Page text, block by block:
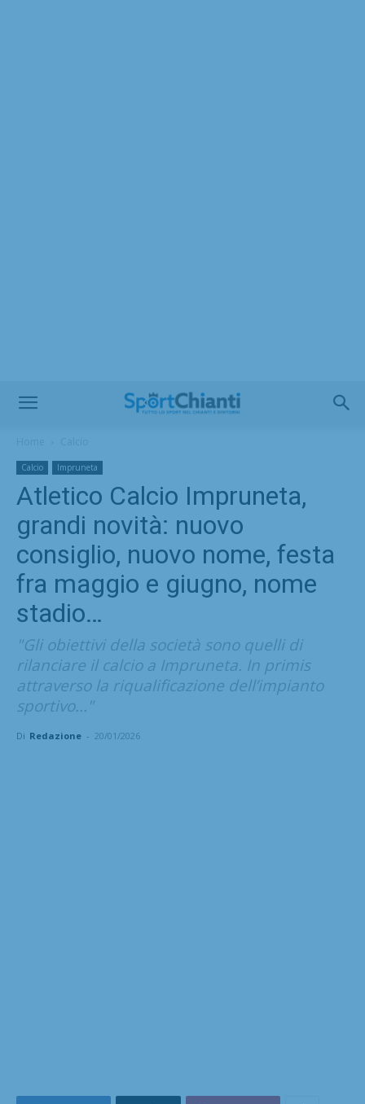
Calcio Impruneta
Atletico Calcio Impruneta,
grandi novità: nuovo
consiglio, nuovo nome, festa
fra maggio e giugno, nome
stadio…
"Gli obiettivi della società sono quelli di
rilanciare il calcio a Impruneta. In primis
attraverso la riqualificazione dell’impianto
sportivo..."
Di Redazione - 20/01/2026